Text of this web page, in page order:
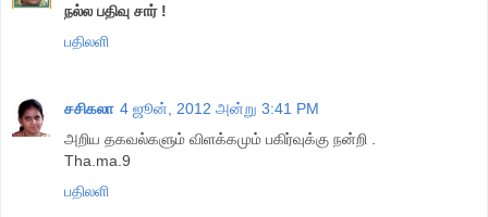
நல்ல பதிவு சார் !
பதிலளி
சசிகலா 4 ஜூன், 2012 அன்று 3:41 PM
அறிய தகவல்களும் விளக்கமும் பகிர்வுக்கு நன்றி .
Tha.ma.9
பதிலளி